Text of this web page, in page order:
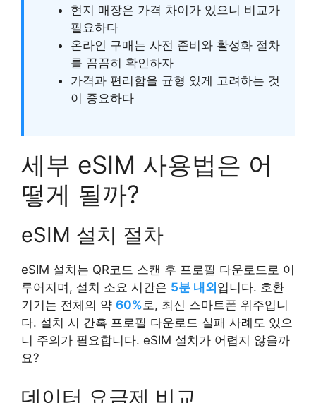
현지 매장은 가격 차이가 있으니 비교가
필요하다
온라인 구매는 사전 준비와 활성화 절차
를 꼼꼼히 확인하자
가격과 편리함을 균형 있게 고려하는 것
이 중요하다
세부 eSIM 사용법은 어
떻게 될까?
eSIM 설치 절차
eSIM 설치는 QR코드 스캔 후 프로필 다운로드로 이
루어지며, 설치 소요 시간은 5분 내외 입니다. 호환
기기는 전체의 약 60%로, 최신 스마트폰 위주입니
다. 설치 시 간혹 프로필 다운로드 실패 사례도 있으
니 주의가 필요합니다. eSIM 설치가 어렵지 않을까
요?
데이터 요금제 비교